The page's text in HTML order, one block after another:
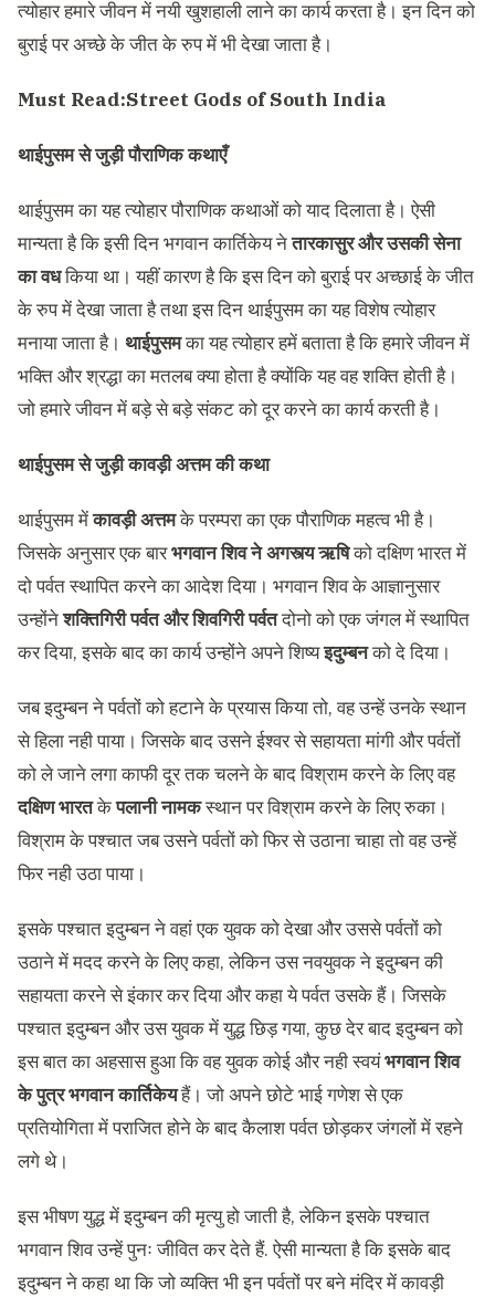
त्योहार हमारे जीवन में नयी खुशहाली लाने का कार्य करता है। इन दिन को
बुराई पर अच्छे के जीत के रुप में भी देखा जाता है।
Must Read:Street Gods of South India
थाईपुसमसेजुड़ी पौराणिक कथाएँ
थाईपुसम का यह त्योहार पौराणिक कथाओं को याद दिलाता है। ऐसी
मान्यता है कि इसी दिन भगवान कार्तिकेय नेतारकासुर और उसकी सेना
का वधकिया था। यहीं कारण है कि इस दिन को बुराई पर अच्छाई के जीत
के रुप में देखा जाता है तथा इस दिन थाईपुसम का यह विशेष त्योहार
मनाया जाता है। थाईपुसमका यह त्योहार हमें बताता है कि हमारे जीवन में
भक्ति और श्रद्धा का मतलब क्या होता है क्योंकि यह वह शक्ति होती है।
जो हमारे जीवन में बड़े से बड़े संकट को दूर करने का कार्य करती है।
थाईपुसमसे जुड़ीकावड़ी अत्तम की कथा
थाईपुसम मेंकावड़ी अत्तमके परम्परा का एक पौराणिक महत्व भी है।
जिसके अनुसार एक बारभगवान शिव ने अगस्त्य ऋषिको दक्षिण भारत में
दो पर्वत स्थापित करने का आदेश दिया। भगवान शिव के आज्ञानुसार
उन्होंनेशक्तिगिरी पर्वत और शिवगिरीपर्वतदोनो को एक जंगल में स्थापित
कर दिया, इसके बाद का कार्य उन्होंने अपने शिष्यइदुम्बनको दे दिया।
जब इदुम्बन ने पर्वतों को हटाने के प्रयास किया तो, वह उन्हें उनके स्थान
से हिला नही पाया। जिसके बाद उसने ईश्वर से सहायता मांगी और पर्वतों
को ले जाने लगा काफी दूर तक चलने के बाद विश्राम करने के लिए वह
दक्षिण भारतकेपलानी नामकस्थान पर विश्राम करने के लिए रुका।
विश्राम के पश्चात जब उसने पर्वतों को फिर से उठाना चाहा तो वह उन्हें
फिर नही उठा पाया।
इसके पश्चात इदुम्बन ने वहां एक युवक को देखा और उससे पर्वतों को
उठाने में मदद करने के लिए कहा, लेकिन उस नवयुवक ने इदुम्बन की
सहायता करने से इंकार कर दिया और कहा ये पर्वत उसके हैं। जिसके
पश्चात इदुम्बन और उस युवक में युद्ध छिड़ गया, कुछ देर बाद इदुम्बन को
इस बात का अहसास हुआ कि वह युवक कोई और नही स्वयंभगवान शिव
के पुत्र भगवान कार्तिकेयहैं। जो अपने छोटे भाई गणेश से एक
प्रतियोगिता में पराजित होने के बाद कैलाश पर्वत छोड़कर जंगलों में रहने
लगे थे।
इस भीषण युद्ध में इदुम्बन की मृत्यु हो जाती है, लेकिन इसके पश्चात
भगवान शिव उन्हें पुनः जीवित कर देते हैं. ऐसी मान्यता है कि इसके बाद
इदुम्बन ने कहा था कि जो व्यक्ति भी इन पर्वतों पर बने मंदिर में कावड़ी